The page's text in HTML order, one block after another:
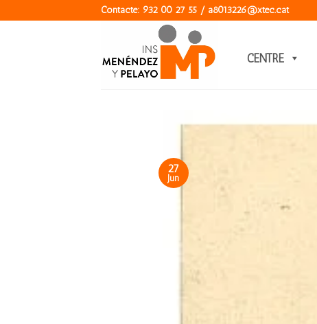
to
Contacte: 932 00 27 55 / a8013226@xtec.cat
CENTRE
27
Jun